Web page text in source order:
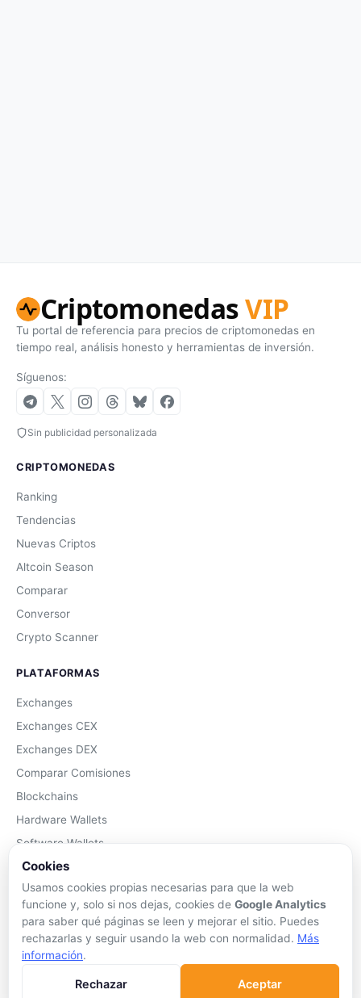
CriptomonedasVIP
Tu portal de referencia para precios de criptomonedas en
tiempo real, análisis honesto y herramientas de inversión.
Síguenos:
Sin publicidad personalizada
CRIPTOMONEDAS
Ranking
Tendencias
Nuevas Criptos
Altcoin Season
Comparar
Conversor
Crypto Scanner
PLATAFORMAS
Exchanges
Exchanges CEX
Exchanges DEX
Comparar Comisiones
Blockchains
Hardware Wallets
Software Wallets
Mejor Wallet
Gastar Criptomonedas
APRENDER
Qué son las Criptos
Cómo Comprar
Cookies
Usamos cookies propias necesarias para que la web
funcione y, solo si nos dejas, cookies de Google Analytics
para saber qué páginas se leen y mejorar el sitio. Puedes
rechazarlas y seguir usando la web con normalidad. Más
información.
Rechazar Aceptar